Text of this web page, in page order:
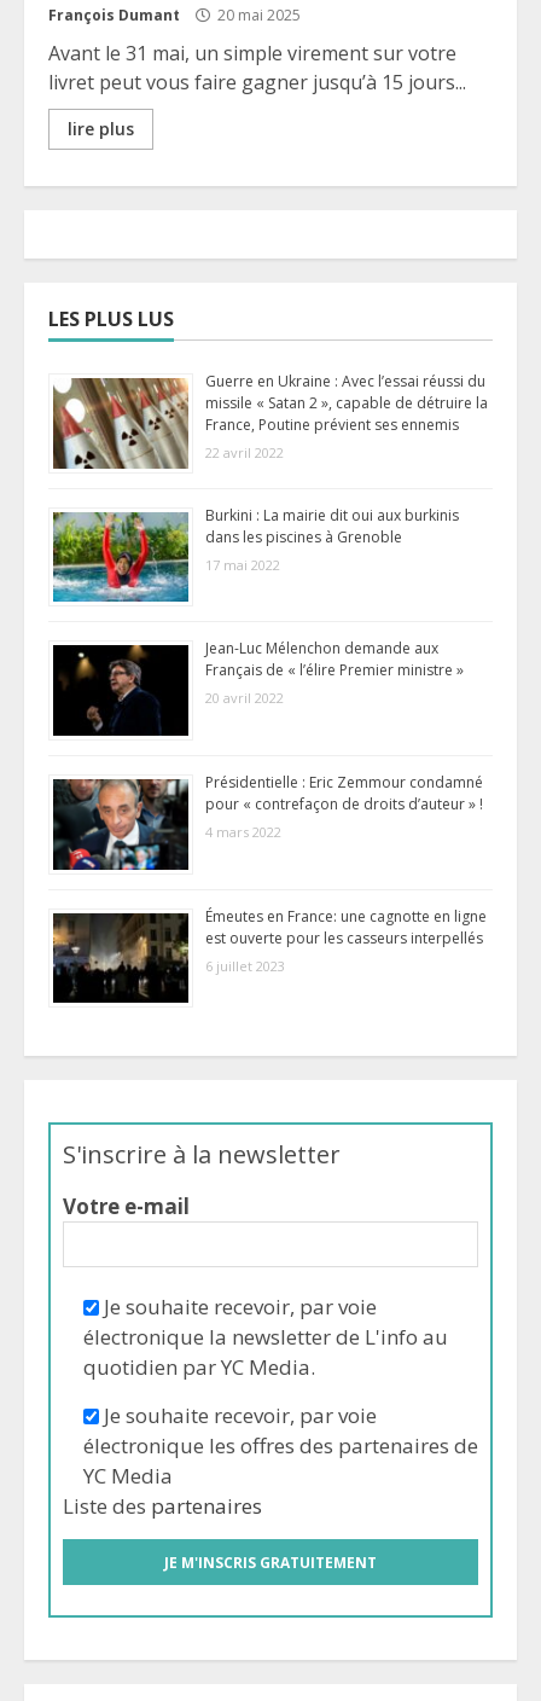
François Dumant 20 mai 2025
Avant le 31 mai, un simple virement sur votre
livret peut vous faire gagner jusqu’à 15 jours...
lire plus
LES PLUS LUS
Guerre en Ukraine : Avec l’essai réussi du
missile « Satan 2 », capable de détruire la
France, Poutine prévient ses ennemis
22 avril 2022
Burkini : La mairie dit oui aux burkinis
dans les piscines à Grenoble
17 mai 2022
Jean-Luc Mélenchon demande aux
Français de « l’élire Premier ministre »
20 avril 2022
Présidentielle : Eric Zemmour condamné
pour « contrefaçon de droits d’auteur » !
4 mars 2022
Émeutes en France: une cagnotte en ligne
est ouverte pour les casseurs interpellés
6 juillet 2023
S'inscrire à la newsletter
Votre e-mail
Je souhaite recevoir, par voie
électronique la newsletter de L'info au
quotidien par YC Media.
Je souhaite recevoir, par voie
électronique les offres des partenaires de
YC Media
Liste des partenaires